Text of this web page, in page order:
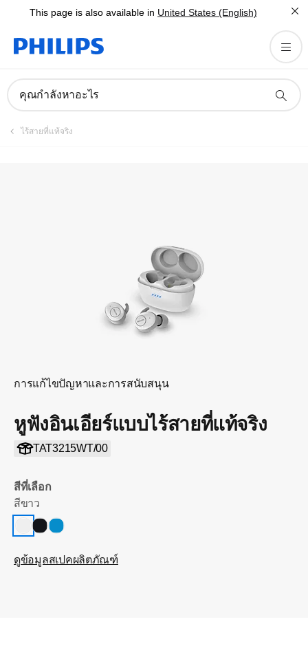
This page is also available in United States (English)
คุณกำลังหาอะไร
ไร้สายที่แท้จริง
การแก้ไขปัญหาและการสนับสนุน
หูฟังอินเอียร์แบบไร้สายที่แท้จริง
TAT3215WT/00
สีที่เลือก
สีขาว
ดูข้อมูลสเปคผลิตภัณฑ์